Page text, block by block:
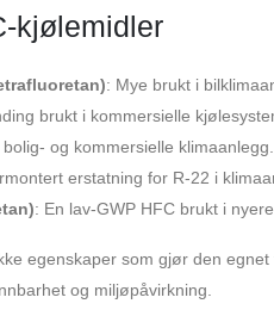
kjølemidler
: Mye brukt i
brukt i kommersielle
bolig- og kommersielle klimaanlegg.
erstatning for R-22 i
: En lav-GWP HFC brukt i
egenskaper som gjør den
og miljøpåvirkning.